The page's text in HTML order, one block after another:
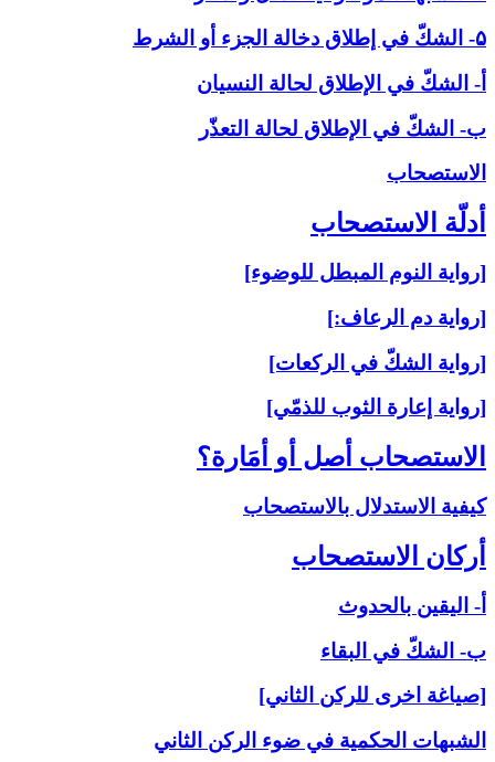
۵- الشكّ في إطلاق دخالة الجزء أو الشرط
أ- الشكّ في الإطلاق لحالة النسيان
ب- الشكّ في الإطلاق لحالة التعذّر
الاستصحاب‏
أدلّة الاستصحاب‏
[رواية النوم المبطل للوضوء]
[رواية دم الرعاف:]
[رواية الشكّ في الركعات]
[رواية إعارة الثوب للذمّي]
الاستصحاب أصل أو أمَارة؟
كيفية الاستدلال بالاستصحاب
أركان الاستصحاب‏
أ- اليقين بالحدوث
ب- الشكّ في البقاء
[صياغة اخرى للركن الثاني]
الشبهات الحكمية في ضوء الركن الثاني